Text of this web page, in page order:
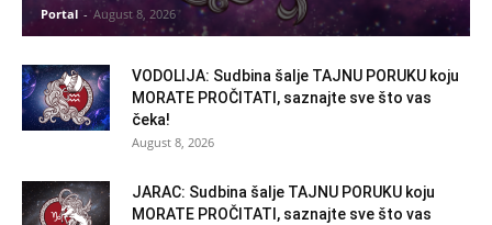
Portal - August 8, 2026
VODOLIJA: Sudbina šalje TAJNU PORUKU koju
MORATE PROČITATI, saznajte sve što vas
čeka!
August 8, 2026
JARAC: Sudbina šalje TAJNU PORUKU koju
MORATE PROČITATI, saznajte sve što vas